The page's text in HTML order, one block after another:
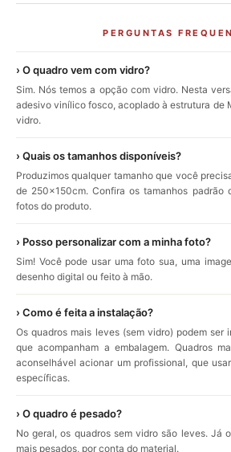
PERGUNTAS
› O quadro vem com vidro?
Sim. Nós temos a opção com vidro. Nesta
adesivo vinílico fosco, acoplado à estrutura de
vidro.
› Quais os tamanhos disponíveis?
Produzimos qualquer tamanho que você
de 250x150cm. Confira os tamanhos padrão
fotos do produto.
› Posso personalizar com a minha foto?
Sim! Você pode usar uma foto sua, uma
desenho digital ou feito à mão.
› Como é feita a instalação?
Os quadros mais leves (sem vidro) podem ser
que acompanham a embalagem. Quadros
aconselhável acionar um profissional, que
específicas.
› O quadro é pesado?
No geral, os quadros sem vidro são leves. Já
mais pesados, por conta do material.